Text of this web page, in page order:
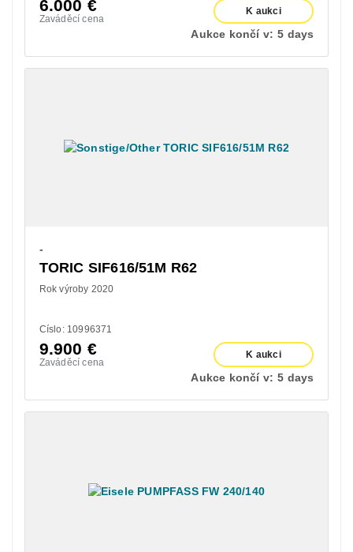
6.000 €
Zaváděcí cena
K aukci
Aukce končí v: 5 days
-
TORIC SIF616/51M R62
Rok výroby 2020
Císlo: 10996371
9.900 €
Zaváděcí cena
K aukci
Aukce končí v: 5 days